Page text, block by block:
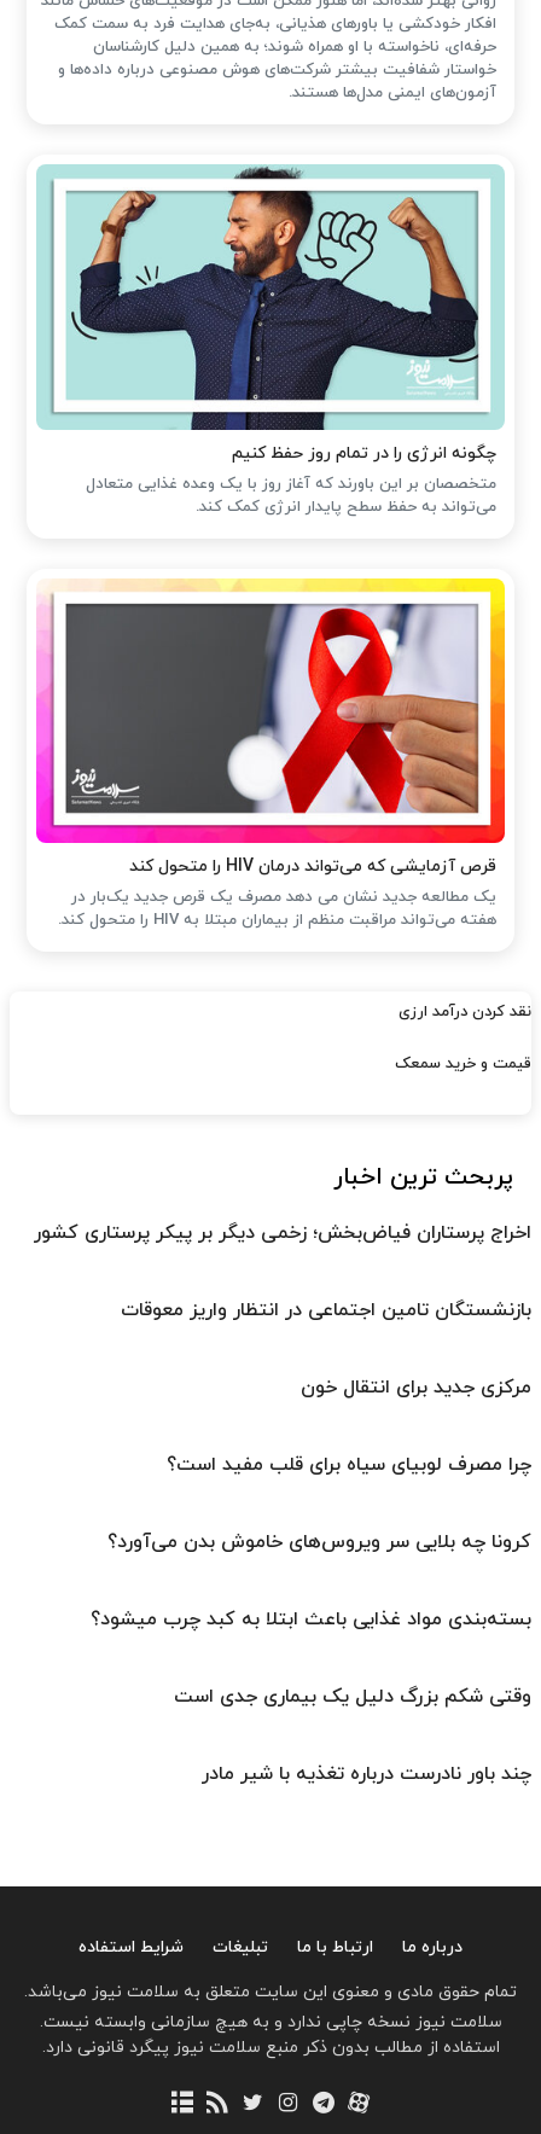
افکار خودکشی یا باورهای هذیانی، به‌جای هدایت فرد به سمت کمک
حرفه‌ای، ناخواسته با او همراه شوند؛ به همین دلیل کارشناسان
خواستار شفافیت بیشتر شرکت‌های هوش مصنوعی درباره داده‌ها و
آزمون‌های ایمنی مدل‌ها هستند.
چگونه انرژی را در تمام روز حفظ کنیم
متخصصان بر این باورند که آغاز روز با یک وعده غذایی متعادل
می‌تواند به حفظ سطح پایدار انرژی کمک کند.
قرص آزمایشی که می‌تواند درمان HIV را متحول کند
یک مطالعه جدید نشان می دهد مصرف یک قرص جدید یک‌بار در
هفته می‌تواند مراقبت منظم از بیماران مبتلا به HIV را متحول کند.
نقد کردن درآمد ارزی
قیمت و خرید سمعک
پربحث ترین اخبار
اخراج پرستاران فیاض‌بخش؛ زخمی دیگر بر پیکر پرستاری کشور
بازنشستگان تامین اجتماعی در انتظار واریز معوقات
مرکزی جدید برای انتقال خون
چرا مصرف لوبیای سیاه برای قلب مفید است؟
کرونا چه بلایی سر ویروس‌های خاموش بدن می‌آورد؟
بسته‌بندی مواد غذایی باعث ابتلا به کبد چرب میشود؟
وقتی شکم بزرگ دلیل یک بیماری جدی است
چند باور نادرست درباره تغذیه با شیر مادر
درباره ما ارتباط با ما تبلیغات
شرایط استفاده
تمام حقوق مادی و معنوی این سایت متعلق به سلامت نیوز می‌باشد.
سلامت نیوز نسخه چاپی ندارد و به هیچ سازمانی وابسته نیست.
استفاده از مطالب بدون ذکر منبع سلامت نیوز پیگرد قانونی دارد.